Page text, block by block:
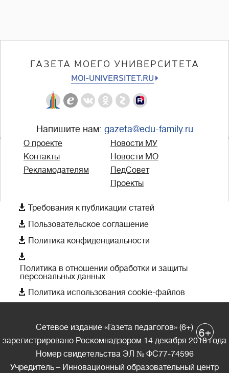
ГАЗЕТА МОЕГО УНИВЕРСИТЕТА
MOI-UNIVERSITET.RU
Напишите нам: gazeta@edu-family.ru
О проекте
Контакты
Рекламодателям
Новости МУ
Новости МО
ПедСовет
Проекты
 Требования к публикации статей
 Пользовательское соглашение
 Политика конфиденциальности

Политика в отношении обработки и защиты
персональных данных
 Политика использования cookie-файлов
Сетевое издание «Газета педагогов» (6+)
зарегистрировано Роскомнадзором 14 декабря 2018 года
Номер свидетельства ЭЛ № ФС77-74596
Учредитель – Инновационный образовательный центр
6+